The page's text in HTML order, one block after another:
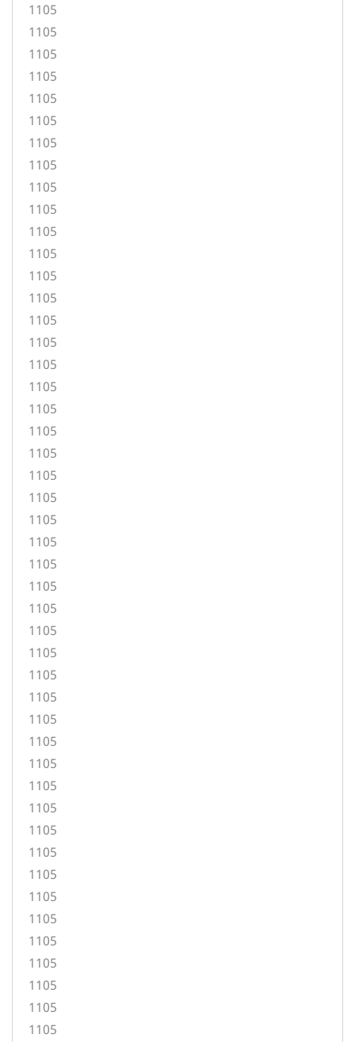
1105
1105
1105
1105
1105
1105
1105
1105
1105
1105
1105
1105
1105
1105
1105
1105
1105
1105
1105
1105
1105
1105
1105
1105
1105
1105
1105
1105
1105
1105
1105
1105
1105
1105
1105
1105
1105
1105
1105
1105
1105
1105
1105
1105
1105
1105
1105